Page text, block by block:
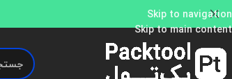
Skip to navigation
Skip to main content